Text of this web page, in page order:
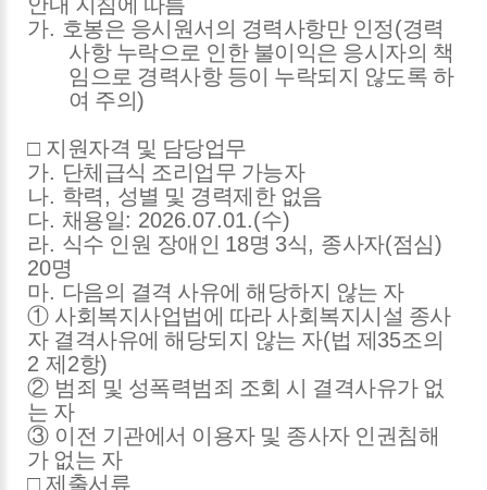
가. 호봉은 응시원서의 경력사항만 인정(경력
사항 누락으로 인한 불이익은 응시자의 책
임으로 경력사항 등이 누락되지 않도록 하
여 주의)
□ 지원자격 및 담당업무
가. 단체급식 조리업무 가능자
나. 학력 , 성별 및 경력제한 없음
다. 채용일: 2026.07.01.(수)
라. 식수 인원 장애인 18명 3식, 종사자(점심)
20명
마. 다음의 결격 사유에 해당하지 않는 자
① 사회복지사업법에 따라 사회복지시설 종사
자 결격사유에 해당되지 않는 자(법 제 35조의
2 제 2항)
② 범죄 및 성폭력범죄 조회 시 결격사유가 없
는 자
③ 이전 기관에서 이용자 및 종사자 인권침해
가 없는 자
□ 제출서류